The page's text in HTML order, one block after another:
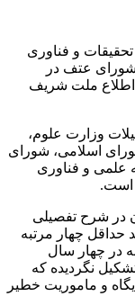
و فناوری
شورای عتف در
نکات ذیل را به اطلاع ملت شریف
تشکیلات وزارت علوم،
۸۳/۵/۱۳ مجلس شورای اسلامی، شورای
علمی و فناوری
است.
وزیران در شرح تفصیلی
حداقل چهار مرتبه
در چهار سال
نگردیده که
و ماموریت خطیر